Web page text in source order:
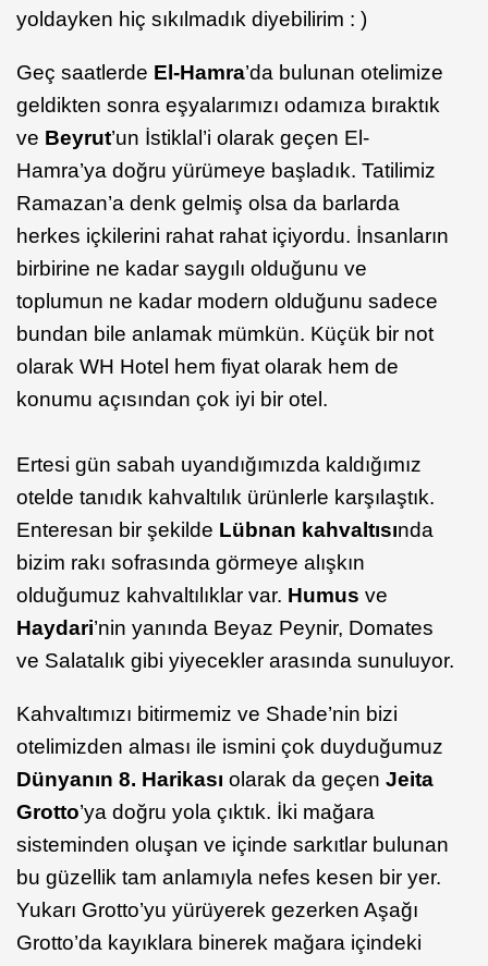
yoldayken hiç sıkılmadık diyebilirim : )
Geç saatlerde El-Hamra’da bulunan otelimize
geldikten sonra eşyalarımızı odamıza bıraktık
ve Beyrut’un İstiklal’i olarak geçen El-
Hamra’ya doğru yürümeye başladık. Tatilimiz
Ramazan’a denk gelmiş olsa da barlarda
herkes içkilerini rahat rahat içiyordu. İnsanların
birbirine ne kadar saygılı olduğunu ve
toplumun ne kadar modern olduğunu sadece
bundan bile anlamak mümkün. Küçük bir not
olarak WH Hotel hem fiyat olarak hem de
konumu açısından çok iyi bir otel.
Ertesi gün sabah uyandığımızda kaldığımız
otelde tanıdık kahvaltılık ürünlerle karşılaştık.
Enteresan bir şekilde Lübnan kahvaltısında
bizim rakı sofrasında görmeye alışkın
olduğumuz kahvaltılıklar var. Humus ve
Haydari’nin yanında Beyaz Peynir, Domates
ve Salatalık gibi yiyecekler arasında sunuluyor.
Kahvaltımızı bitirmemiz ve Shade’nin bizi
otelimizden alması ile ismini çok duyduğumuz
Dünyanın 8. Harikası olarak da geçen Jeita
Grotto’ya doğru yola çıktık. İki mağara
sisteminden oluşan ve içinde sarkıtlar bulunan
bu güzellik tam anlamıyla nefes kesen bir yer.
Yukarı Grotto’yu yürüyerek gezerken Aşağı
Grotto’da kayıklara binerek mağara içindeki